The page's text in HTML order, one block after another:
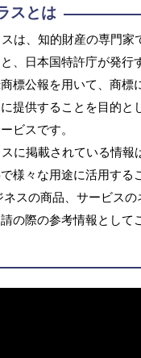
スとは
は、知的財産の専門家
、日本国特許庁が発行
標公報を用いて、商標
提供することを目的と
ビスです。
に掲載されている情報
様々な用途に活用する
スの商品、サービス
の際の参考情報として